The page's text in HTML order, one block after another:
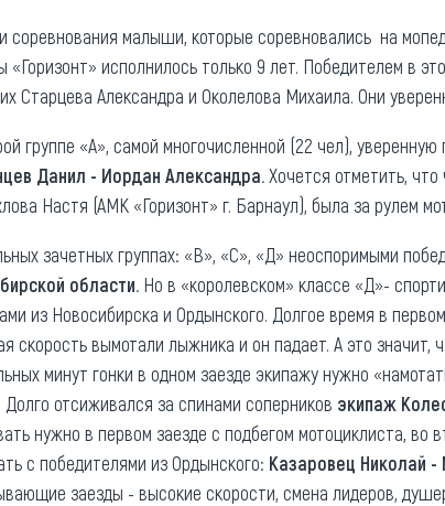
соревнования малыши, которые соревновались на
«Горизонт» исполнилось только 9 лет. Победителем в
Старцева Александра и Околелова Михаила. Они
группе «А», самой многочисленной (22 чел),
Данил - Иордан Александра.Хочется отметить,
Настя (АМК «Горизонт» г. Барнаул), была за рулем
зачетных группах: «В», «С», «Д» неоспоримыми
области. Но в «королевском» классе «Д»-
из Новосибирска и Ордынского. Долгое время в
скорость вымотали лыжника и он падает. А это
минут гонки в одном заезде экипажу нужно
Долго отсиживался за спинами соперников экипаж
нужно в первом заезде с подбегом мотоциклиста,
с победителями из Ордынского: Казаровец Николай -
заезды - высокие скорости, смена лидеров,